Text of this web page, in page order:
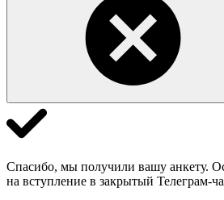
Спасибо, мы получили вашу анкету.
на вступление в закрытый Телеграм-